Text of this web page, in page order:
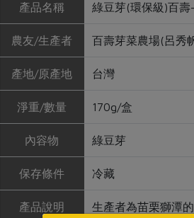
產品名稱 綠豆芽(環保級)百
農友/生產者 百壽芽菜農場(呂秀
產地/原產地 台灣
淨重/數量 170g/盒
內容物 綠豆芽
保存條件 冷藏
產品說明
生產者為苗栗獅潭